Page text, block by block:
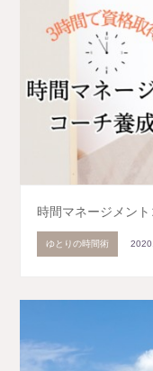
時間マネージメン
ゆとりの時間術